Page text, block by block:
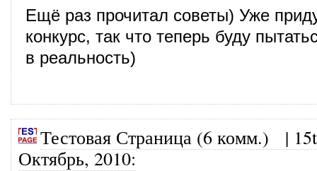
Ещё раз прочитал советы) Уже
конкурс, так что теперь буду
в реальность)
Тестовая Страница (6 комм.) |
Октябрь, 2010: